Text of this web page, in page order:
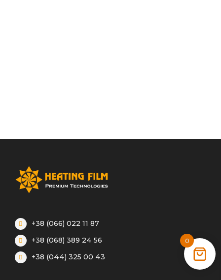
+38 (066) 022 11 87
+38 (068) 389 24 56
+38 (044) 325 00 43
0